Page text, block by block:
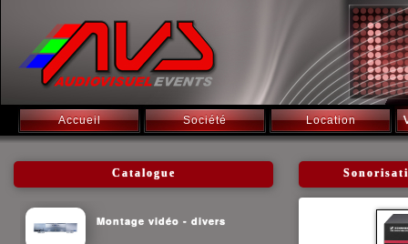
Accueil Société Location
Catalogue
Montage vidéo - divers